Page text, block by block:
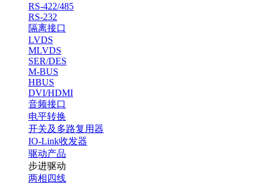
RS-422/485
RS-232
隔离接口
LVDS
MLVDS
SER/DES
M-BUS
HBUS
DVI/HDMI
音频接口
电平转换
开关及多路复用器
IO-Link收发器
驱动产品
步进驱动
两相四线